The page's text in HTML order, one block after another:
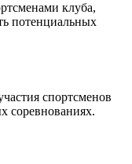
клуба,
потенциальных
спортсменов
соревнованиях.